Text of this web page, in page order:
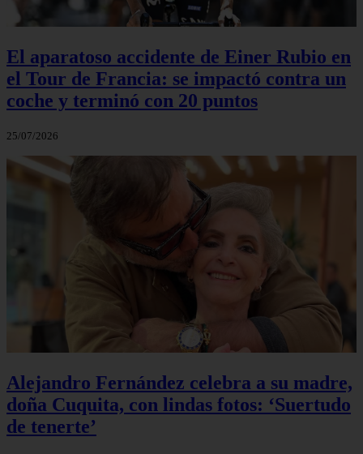
El aparatoso accidente de Einer Rubio en
el Tour de Francia: se impactó contra un
coche y terminó con 20 puntos
25/07/2026
Alejandro Fernández celebra a su madre,
doña Cuquita, con lindas fotos: ‘Suertudo
de tenerte’